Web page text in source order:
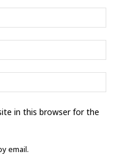
in this browser for the
email.